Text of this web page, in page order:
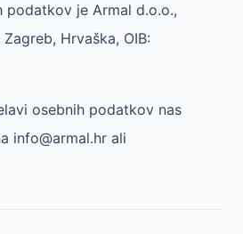
podatkov je Armal d.o.o.,
Hrvaška, OIB:
osebnih podatkov nas
info@armal.hr ali